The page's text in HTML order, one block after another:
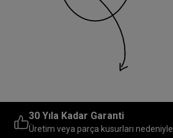
30 Yıla Kadar Garanti
Üretim veya parça kusurları nedeniyle